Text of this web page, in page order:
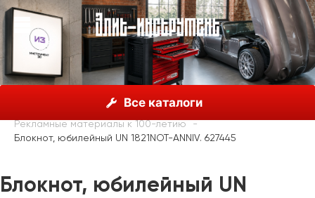
Все каталоги
Unior, Словения
Ограниченная серия, дизайн "Unior - 100 лет"
Рекламные материалы к 100-летию
Блокнот, юбилейный UN 1821NOT-ANNIV. 627445
Блокнот, юбилейный UN